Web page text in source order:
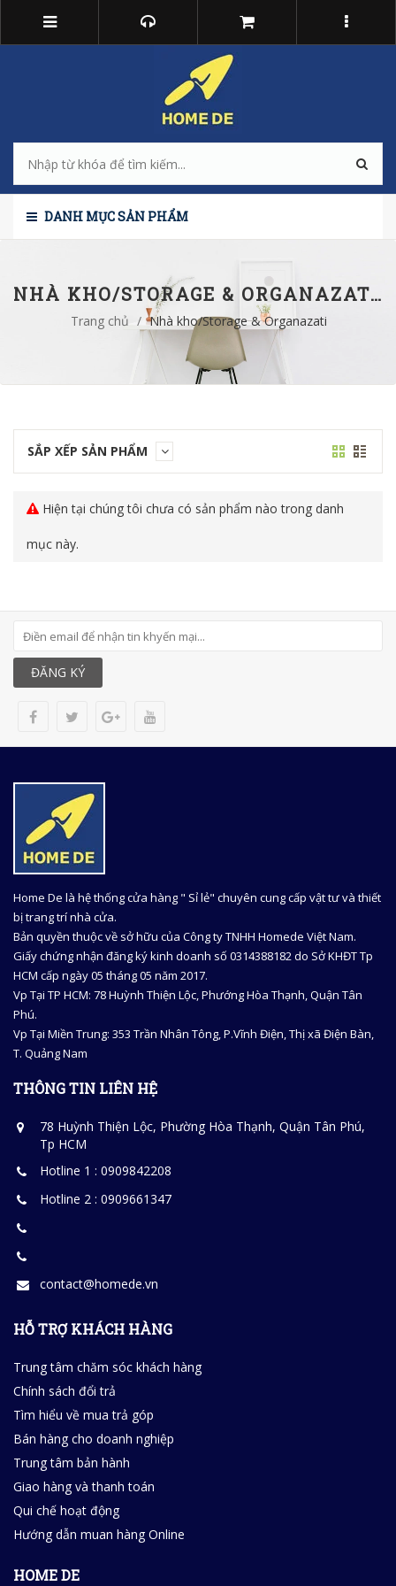
DANH MỤC SẢN PHẨM
NHÀ KHO/STORAGE & ORGANAZATION
Trang chủ / Nhà kho/Storage & Organazation
SẮP XẾP SẢN PHẨM
Hiện tại chúng tôi chưa có sản phẩm nào trong danh
mục này.
ĐĂNG KÝ
Home De là hệ thống cửa hàng " Sỉ lẻ" chuyên cung cấp vật tư và thiết
bị trang trí nhà cửa.
Bản quyền thuộc về sở hữu của Công ty TNHH Homede Việt Nam.
Giấy chứng nhận đăng ký kinh doanh số 0314388182 do Sở KHĐT Tp
HCM cấp ngày 05 tháng 05 năm 2017.
Vp Tại TP HCM: 78 Huỳnh Thiện Lộc, Phướng Hòa Thạnh, Quận Tân
Phú.
Vp Tại Miền Trung: 353 Trần Nhân Tông, P.Vĩnh Điện, Thị xã Điện Bàn,
T. Quảng Nam
THÔNG TIN LIÊN HỆ
78 Huỳnh Thiện Lộc, Phường Hòa Thạnh, Quận Tân Phú,
Tp HCM
Hotline 1 : 0909842208
Hotline 2 : 0909661347
contact@homede.vn
HỖ TRỢ KHÁCH HÀNG
Trung tâm chăm sóc khách hàng
Chính sách đổi trả
Tìm hiểu về mua trả góp
Bán hàng cho doanh nghiệp
Trung tâm bản hành
Giao hàng và thanh toán
Qui chế hoạt động
Hướng dẫn muan hàng Online
HOME DE